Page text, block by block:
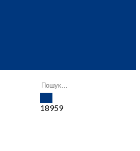
18959